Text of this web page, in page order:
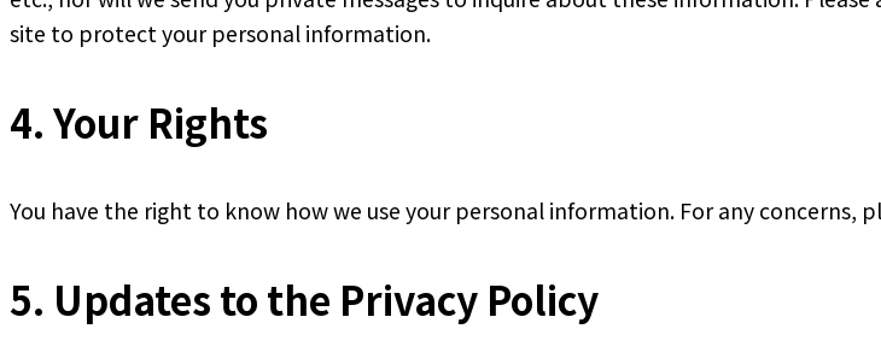
site to protect your personal information.
4. Your Rights
You have the right to know how we use your personal information. For any concerns,
5. Updates to the Privacy Policy